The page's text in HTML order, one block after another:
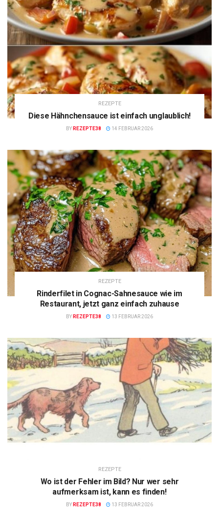
REZEPTE
Diese Hähnchensauce ist einfach unglaublich!
BY REZEPTE38 14 FEBRUAR 2026
REZEPTE
Rinderfilet in Cognac-Sahnesauce wie im
Restaurant, jetzt ganz einfach zuhause
BY REZEPTE38 13 FEBRUAR 2026
REZEPTE
Wo ist der Fehler im Bild? Nur wer sehr
aufmerksam ist, kann es finden!
BY REZEPTE38 13 FEBRUAR 2026